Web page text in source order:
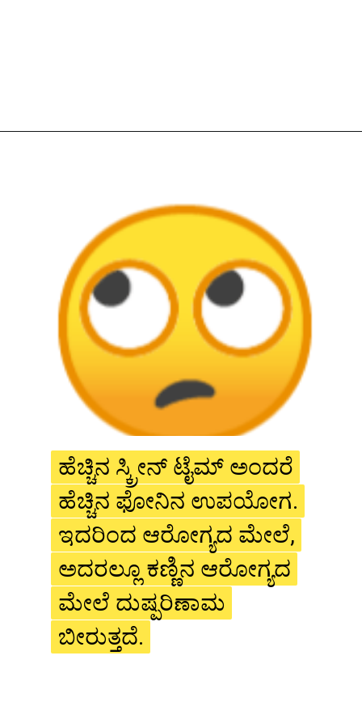
ಹೆಚ್ಚಿನ ಸ್ಕ್ರೀನ್ ಟೈಮ್ ಅಂದರೆ
ಹೆಚ್ಚಿನ ಫೋನಿನ ಉಪಯೋಗ.
ಇದರಿಂದ ಆರೋಗ್ಯದ ಮೇಲೆ,
ಅದರಲ್ಲೂ ಕಣ್ಣಿನ ಆರೋಗ್ಯದ
ಮೇಲೆ ದುಷ್ಪರಿಣಾಮ
ಬೀರುತ್ತದೆ.
ಹೆಚ್ಚಿನ ಸ್ಕ್ರೀನ್ ಟೈಮ್ ಅಂದರೆ
ಹೆಚ್ಚಿನ ಫೋನಿನ ಉಪಯೋಗ.
ಇದರಿಂದ ಆರೋಗ್ಯದ ಮೇಲೆ,
ಅದರಲ್ಲೂ ಕಣ್ಣಿನ ಆರೋಗ್ಯದ
ಮೇಲೆ ದುಷ್ಪರಿಣಾಮ
ಬೀರುತ್ತದೆ.